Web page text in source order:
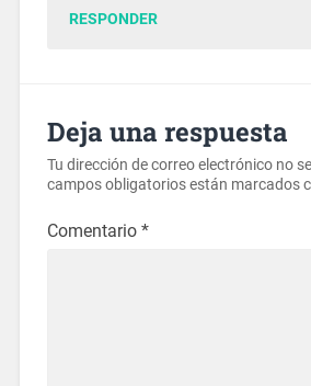
RESPONDER
Deja una respuesta
Tu dirección de correo electrónico no
campos obligatorios están marcados
Comentario *